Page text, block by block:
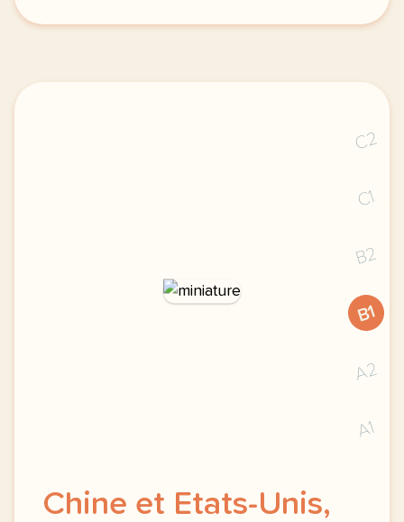
continuer sans accepter le respect de votre vie
C2
C1
B2
B1
A2
A1
Chine et Etats-Unis,